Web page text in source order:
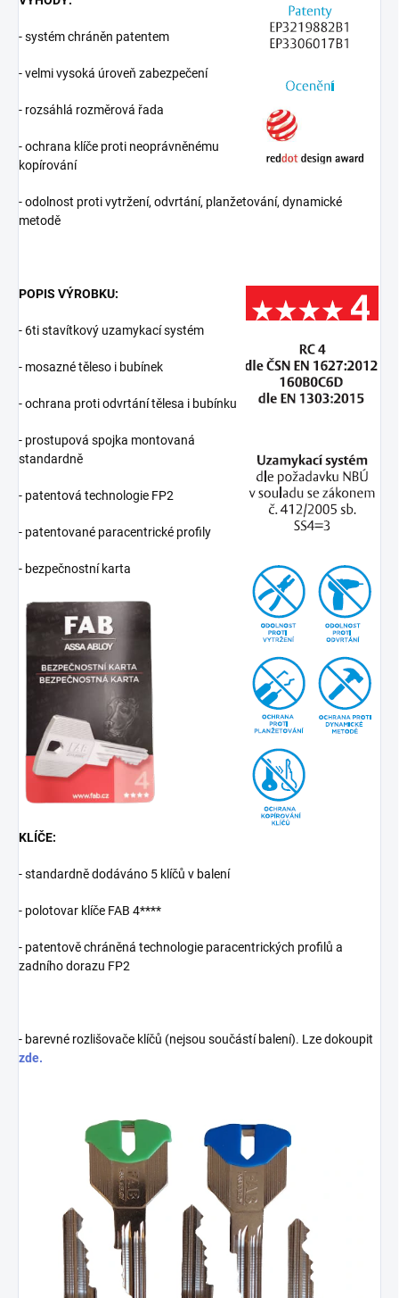
- systém chráněn patentem
- velmi vysoká úroveň zabezpečení
- rozsáhlá rozměrová řada
- ochrana klíče proti neoprávněnému
kopírování
- odolnost proti vytržení, odvrtání, planžetování, dynamické
metodě
POPIS VÝROBKU:
- 6ti stavítkový uzamykací systém
- mosazné těleso i bubínek
- ochrana proti odvrtání tělesa i bubínku
- prostupová spojka montovaná
standardně
- patentová technologie FP2
- patentované paracentrické profily
- bezpečnostní karta
KLÍČE:
- standardně dodáváno 5 klíčů v balení
- polotovar klíče FAB 4****
- patentově chráněná technologie paracentrických profilů a
zadního dorazu FP2
- barevné rozlišovače klíčů (nejsou součástí balení). Lze dokoupit
zde.